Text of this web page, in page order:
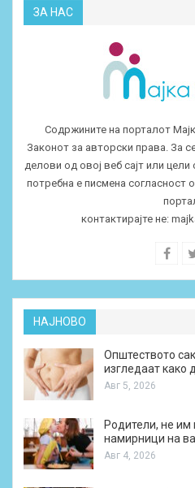
ЗА НАС
Содржините на порталот
Законот за авторски права. За
делови од овој веб сајт или цели
потребна е писмена согласност
контактирајте не:
НАЈНОВО
Општеството
изгледаат како
Авг 5, 2026
Родители, не им
намирници на
Авг 4, 2026